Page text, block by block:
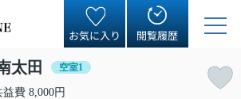
お気に入り 閲覧履歴
太田 空室1
費 8,000円